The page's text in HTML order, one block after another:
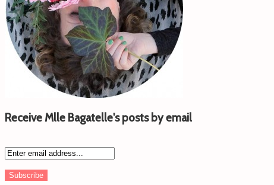
Receive Mlle Bagatelle's posts by email